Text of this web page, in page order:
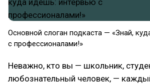
Основной слоган подкаста — «Знай,
с профессионалами!»
Неважно, кто вы — школьник,
любознательный человек, —